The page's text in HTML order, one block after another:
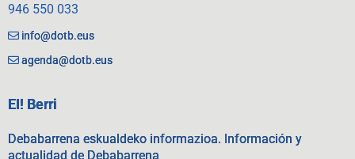
946 550 033
info@dotb.eus
agenda@dotb.eus
EI! Berri
Debabarrena eskualdeko informazioa. Información y
actualidad de Debabarrena